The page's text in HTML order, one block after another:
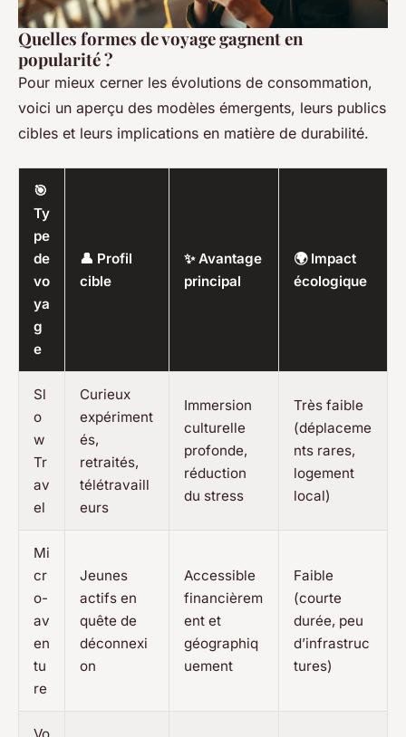
Quelles formes de voyage gagnent en
popularité ?
Pour mieux cerner les évolutions de consommation,
voici un aperçu des modèles émergents, leurs publics
cibles et leurs implications en matière de durabilité.
🎯
Ty
pe
de
vo
ya
g
e
👤 Profil
cible
✨ Avantage
principal
🌍 Impact
écologique
Sl
o
w
Tr
av
el
Curieux
expériment
és,
retraités,
télétravaill
eurs
Immersion
culturelle
profonde,
réduction
du stress
Très faible
(déplaceme
nts rares,
logement
local)
Mi
cr
o-
av
en
tu
re
Jeunes
actifs en
quête de
déconnexi
on
Accessible
financièrem
ent et
géographiq
uement
Faible
(courte
durée, peu
d’infrastruc
tures)